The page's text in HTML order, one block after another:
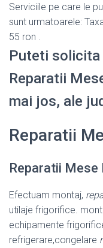
Serviciile pe care le
sunt urmatoarele:
55 ron .
Puteti solicita
Reparatii
mai jos, ale
Reparatii
Reparatii Mese
Efectuam montaj,
utilaje frigorifice.
echipamente
refrigerare,congelare